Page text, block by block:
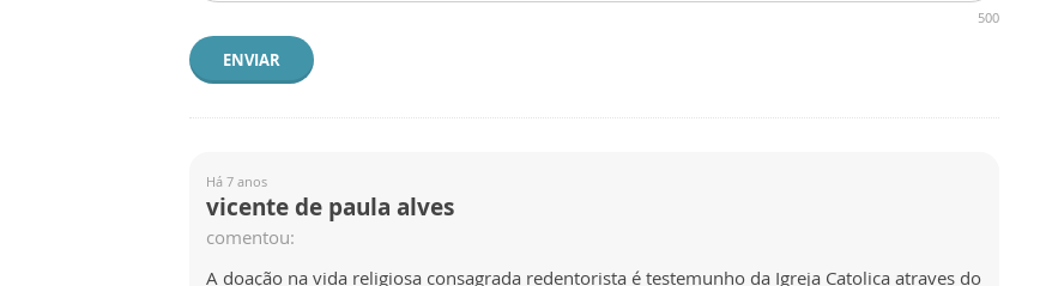
500
ENVIAR
Há 7 anos
vicente de paula alves
comentou:
A doação na vida religiosa consagrada redentorista é testemunho da Igreja Catolica atraves do